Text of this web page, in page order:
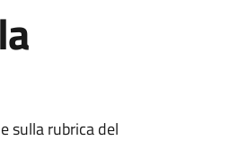
sulla rubrica del